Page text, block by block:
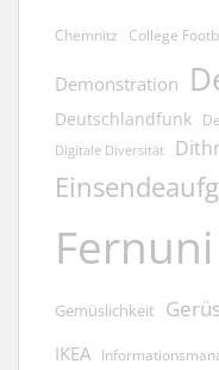
Chemnitz College
Demonstration
Deutschlandfunk
Digitale Diversität
Fernuni
Gemüslichkeit
IKEA